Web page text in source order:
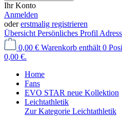
Ihr Konto
Anmelden
odererstmalig registrieren
Übersicht Persönliches Profil
0,00 € Warenkorb enthält 0
0,00 €.
Home
Fans
EVO STAR neue Kollektion
Leichtathletik
Zur Kategorie Leichtathletik